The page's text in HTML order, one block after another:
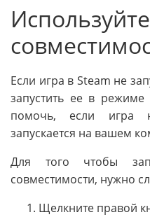
Если игра в Steam не
запустить ее в
помочь, если игра
запускается на вашем
Для того чтобы
совместимости, нужно
Щелкните правой